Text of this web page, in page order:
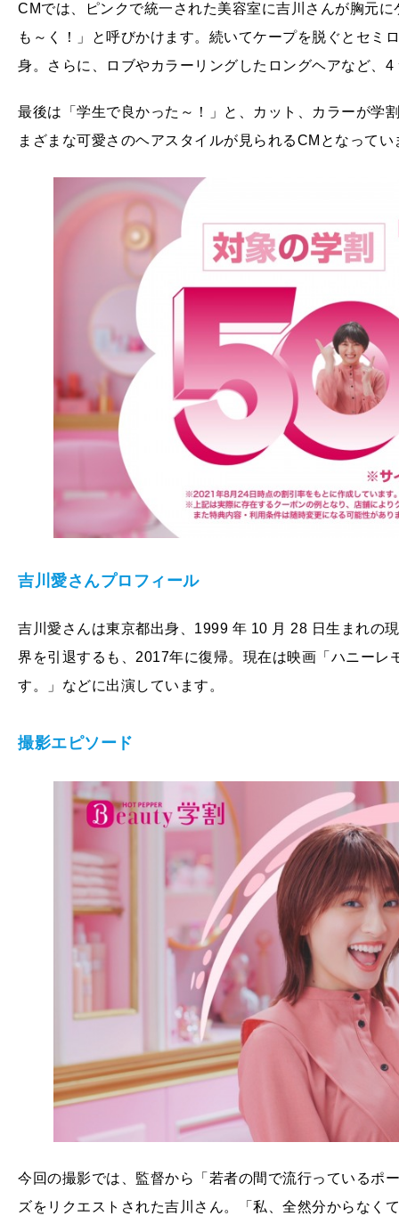
CMでは、ピンクで統一された美容室に吉川さんが胸元
も～く！」と呼びかけます。続いてケープを脱ぐとセミ
身。さらに、ロブやカラーリングしたロングヘアなど、
最後は「学生で良かった～！」と、カット、カラーが学
まざまな可愛さのヘアスタイルが見られるCMとなってい
吉川愛さんプロフィール
吉川愛さんは東京都出身、1999 年 10 月 28 日生まれの
界を引退するも、2017年に復帰。現在は映画「ハニー
す。」などに出演しています。
撮影エピソード
今回の撮影では、監督から「若者の間で流行っているポ
ズをリクエストされた吉川さん。「私、全然分からなく